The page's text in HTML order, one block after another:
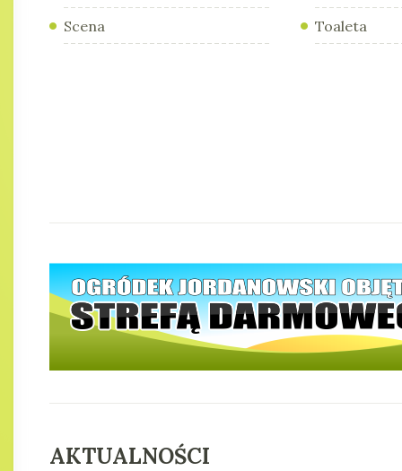
Scena
Toaleta
AKTUALNOŚCI